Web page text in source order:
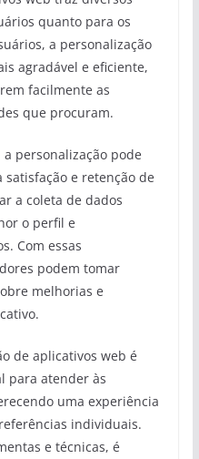
quanto para os
a personalização
agradável e eficiente,
facilmente as
que procuram.
a personalização pode
e retenção de
a coleta de dados
o perfil e
Com essas
podem tomar
melhorias e
de aplicativos web é
para atender às
uma experiência
individuais.
e técnicas, é